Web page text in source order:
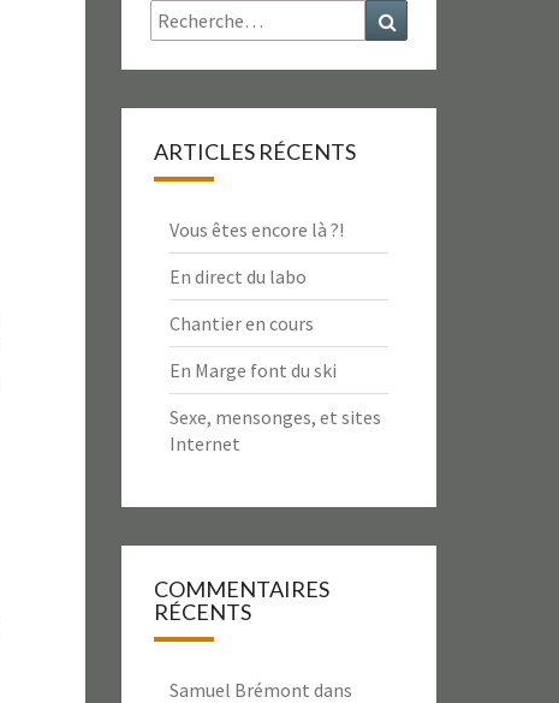
Rechercher :
ARTICLES RÉCENTS
Vous êtes encore là ?!
En direct du labo
Chantier en cours
En Marge font du ski
Sexe, mensonges, et sites
Internet
COMMENTAIRES
RÉCENTS
Samuel Brémont dans